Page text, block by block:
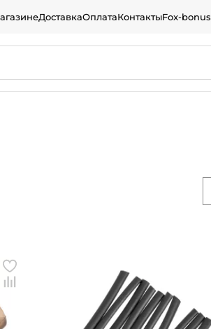
ДоставкаОплатаКонтактыFox-bonus